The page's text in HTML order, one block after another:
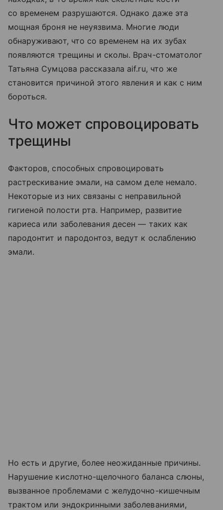
со временем разрушаются. Однако даже эта
мощная броня не неуязвима. Многие люди
обнаруживают, что со временем на их зубах
появляются трещины и сколы. Врач-стоматолог
Татьяна Сумцова рассказала aif.ru, что же
становится причиной этого явления и как с ним
бороться.
Что может спровоцировать
трещины
Факторов, способных спровоцировать
растрескивание эмали, на самом деле немало.
Некоторые из них связаны с неправильной
гигиеной полости рта. Например, развитие
кариеса или заболевания десен — таких как
пародонтит и пародонтоз, ведут к ослаблению
эмали.
Но есть и другие, более неожиданные причины.
Нарушение кислотно-щелочного баланса слюны,
вызванное проблемами с желудочно-кишечным
трактом или эндокринными заболеваниями,